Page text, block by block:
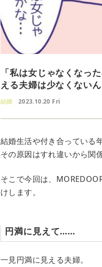
「私は女じゃなくなっ
える夫婦は少なくない
結婚 2023.10.20 Fri
結婚生活や付き合っている
その原因はすれ違いから関
そこで今回は、
けします。
円満に見えて……
一見円満に見える夫婦。